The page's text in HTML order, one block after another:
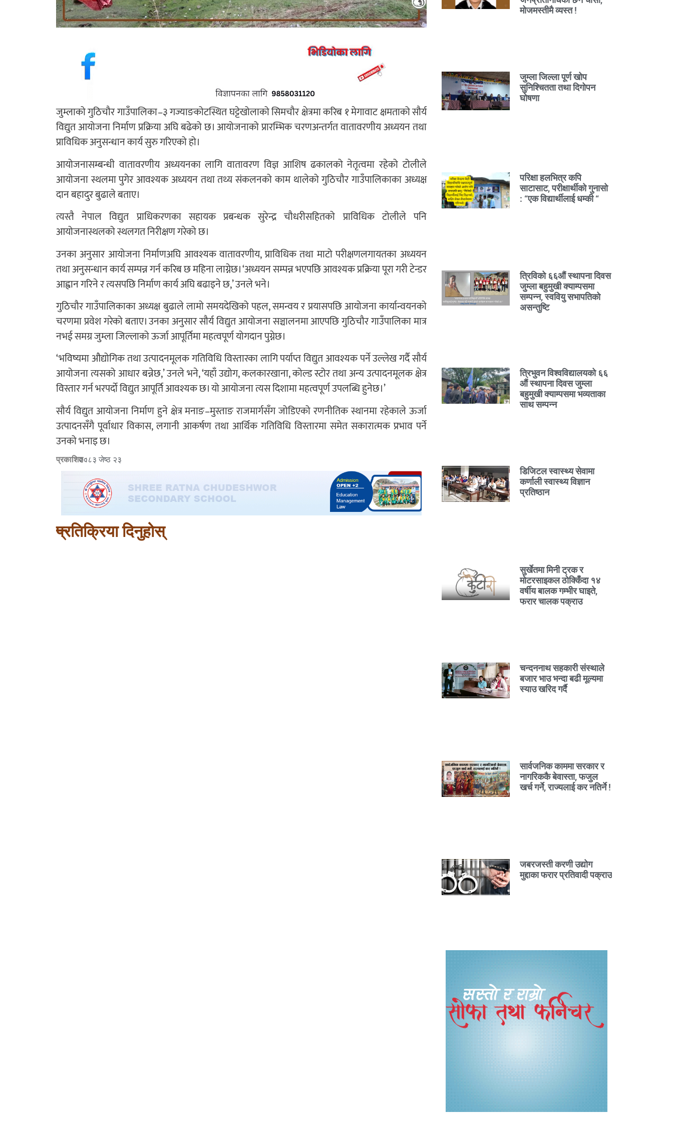
जुम्लाको गुठिचौर गाउँपालिका–३ गज्याङकोटस्थित घट्टेखोलाको सिमचौर क्षेत्रमा करिब १ मेगावाट क्षमताको सौर्य
विद्युत आयोजना निर्माण प्रक्रिया अघि बढेको छ। आयोजनाको प्रारम्भिक चरणअन्तर्गत वातावरणीय अध्ययन तथा
प्राविधिक अनुसन्धान कार्य सुरु गरिएको हो।
आयोजनासम्बन्धी वातावरणीय अध्ययनका लागि वातावरण विज्ञ आशिष ढकालको नेतृत्वमा रहेको टोलीले
आयोजना स्थलमा पुगेर आवश्यक अध्ययन तथा तथ्य संकलनको काम थालेको गुठिचौर गाउँपालिकाका अध्यक्ष
दान बहादुर बुढाले बताए।
त्यस्तै नेपाल विद्युत प्राधिकरणका सहायक प्रबन्धक सुरेन्द्र चौधरीसहितको प्राविधिक टोलीले पनि
आयोजनास्थलको स्थलगत निरीक्षण गरेको छ।
उनका अनुसार आयोजना निर्माणअघि आवश्यक वातावरणीय, प्राविधिक तथा माटो परीक्षणलगायतका अध्ययन
तथा अनुसन्धान कार्य सम्पन्न गर्न करिब छ महिना लाग्नेछ। ‘अध्ययन सम्पन्न भएपछि आवश्यक प्रक्रिया पूरा गरी टेन्डर
आह्वान गरिने र त्यसपछि निर्माण कार्य अघि बढाइने छ,’ उनले भने।
गुठिचौर गाउँपालिकाका अध्यक्ष बुढाले लामो समयदेखिको पहल, समन्वय र प्रयासपछि आयोजना कार्यान्वयनको
चरणमा प्रवेश गरेको बताए। उनका अनुसार सौर्य विद्युत आयोजना सञ्चालनमा आएपछि गुठिचौर गाउँपालिका मात्र
नभई समग्र जुम्ला जिल्लाको ऊर्जा आपूर्तिमा महत्वपूर्ण योगदान पुग्नेछ।
‘भविष्यमा औद्योगिक तथा उत्पादनमूलक गतिविधि विस्तारका लागि पर्याप्त विद्युत आवश्यक पर्ने उल्लेख गर्दै सौर्य
आयोजना त्यसको आधार बन्नेछ,’ उनले भने, ‘यहाँ उद्योग, कलकारखाना, कोल्ड स्टोर तथा अन्य उत्पादनमूलक क्षेत्र
विस्तार गर्न भरपर्दो विद्युत आपूर्ति आवश्यक छ। यो आयोजना त्यस दिशामा महत्वपूर्ण उपलब्धि हुनेछ।’
सौर्य विद्युत आयोजना निर्माण हुने क्षेत्र मनाङ–मुस्ताङ राजमार्गसँग जोडिएको रणनीतिक स्थानमा रहेकाले ऊर्जा
उत्पादनसँगै पूर्वाधार विकास, लगानी आकर्षण तथा आर्थिक गतिविधि विस्तारमा समेत सकारात्मक प्रभाव पर्ने
उनको भनाइ छ।
प्रकाशित :२०८३ जेष्ठ २३
प्रतिक्रिया दिनुहोस्
मोजमस्तीमै व्यस्त !
जुम्ला जिल्ला पूर्ण खोप
सुनिश्चितता तथा दिगोपन
घोषणा
परिक्षा हलभित्र कपि
साटासाट, परीक्षार्थीको गुनासो
: “एक विद्यार्थीलाई धम्की “
त्रिविको ६६औं स्थापना दिवस
जुम्ला बहुमुखी क्याम्पसमा
सम्पन्न, स्ववियु सभापतिको
असन्तुष्टि
त्रिभुवन विश्वविद्यालयको ६६
औं स्थापना दिवस जुम्ला
बहुमुखी क्याम्पसमा भव्यताका
साथ सम्पन्न
डिजिटल स्वास्थ्य सेवामा
कर्णाली स्वास्थ्य विज्ञान
प्रतिष्ठान
सुर्खेतमा मिनी ट्रक र
मोटरसाइकल ठोक्किँदा १४
वर्षीय बालक गम्भीर घाइते,
फरार चालक पक्राउ
चन्दननाथ सहकारी संस्थाले
बजार भाउ भन्दा बढी मूल्यमा
स्याउ खरिद गर्दै
सार्वजनिक काममा सरकार र
नागरिककै बेवास्ता, फजुल
खर्च गर्ने, राज्यलाई कर नतिर्ने !
जबरजस्ती करणी उद्योग
मुद्दाका फरार प्रतिवादी पक्राउ